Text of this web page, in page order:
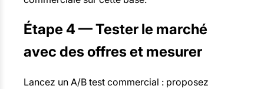
Étape 4 — Tester le marché
avec des offres et mesurer
Lancez un A/B test commercial : proposez